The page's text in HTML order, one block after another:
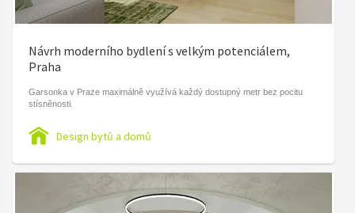
Návrh moderního bydlení s velkým potenciálem,
Praha
Garsonka v Praze maximálně využívá každý dostupný metr bez pocitu
stísněnosti.
Design bytů a domů